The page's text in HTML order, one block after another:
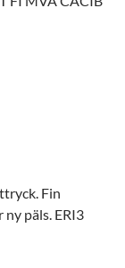
Fin
päls. ERI3